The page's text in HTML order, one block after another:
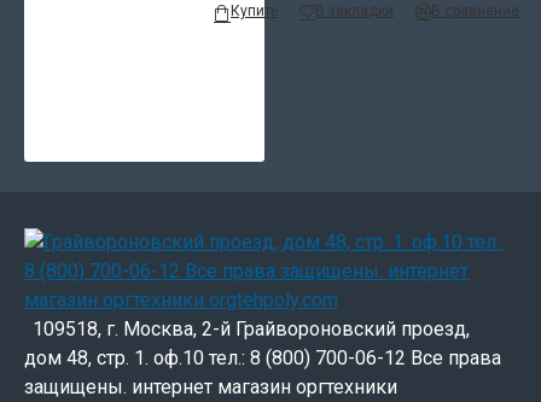
Купить В закладки В сравнение
109518, г. Москва, 2-й Грайвороновский проезд,
дом 48, стр. 1. оф.10 тел.: 8 (800) 700-06-12 Все права
защищены. интернет магазин оргтехники